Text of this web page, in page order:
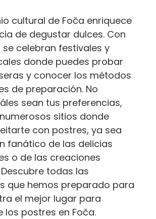
cultural de Foča enriquece
de degustar dulces. Con
se celebran festivales y
donde puedes probar
y conocer los métodos
de preparación. No
sean tus preferencias,
sitios donde
con postres, ya sea
fanático de las delicias
o de las creaciones
todas las
que hemos preparado para
el mejor lugar para
los postres en Foča.